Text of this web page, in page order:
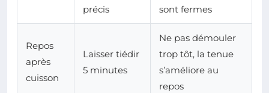
précis
sont fermes
Repos
après
cuisson
Laisser tiédir
5 minutes
Ne pas démouler
trop tôt, la tenue
s’améliore au
repos